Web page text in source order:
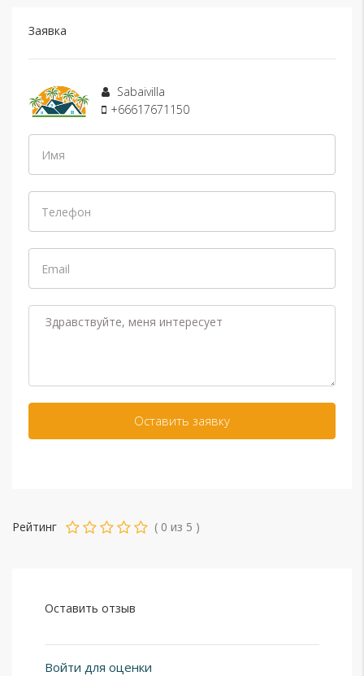
Заявка
Sabaivilla
+66617671150
Рейтинг ( 0 из 5 )
Оставить отзыв
Войти для оценки